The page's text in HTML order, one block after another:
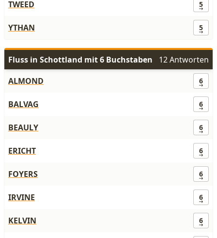
TWEED 5
YTHAN 5
Fluss in Schottland mit 6 Buchstaben
12 Antworten
ALMOND
6
BALVAG 6
BEAULY 6
ERICHT 6
FOYERS 6
IRVINE 6
KELVIN 6